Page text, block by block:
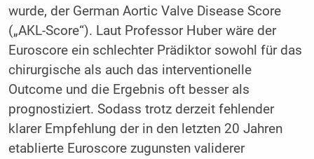
wurde, der German Aortic Valve Disease Score
(„AKL-Score“). Laut Professor Huber wäre der
Euroscore ein schlechter Prädiktor sowohl für das
chirurgische als auch das interventionelle
Outcome und die Ergebnis oft besser als
prognostiziert. Sodass trotz derzeit fehlender
klarer Empfehlung der in den letzten 20 Jahren
etablierte Euroscore zugunsten validerer